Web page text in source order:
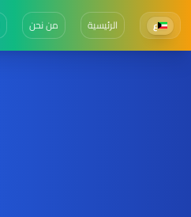
ع الرئيسية من نحن